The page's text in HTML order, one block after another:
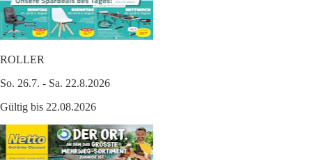
ROLLER
So. 26.7. - Sa. 22.8.2026
Gültig bis 22.08.2026